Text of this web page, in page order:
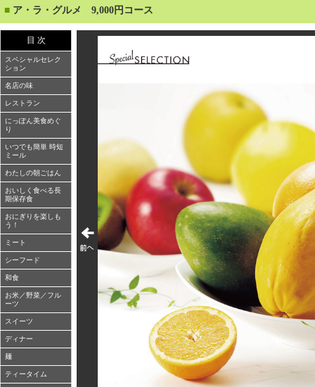
■ ア・ラ・グルメ 9,000円コース
目 次
スペシャルセレク
ション
名店の味
レストラン
にっぽん美食めぐ
り
いつでも簡単 時短
ミール
わたしの朝ごはん
おいしく食べる長
期保存食
おにぎりを楽しも
う！
ミート
シーフード
和食
お米／野菜／フル
ーツ
スイーツ
ディナー
麺
ティータイム